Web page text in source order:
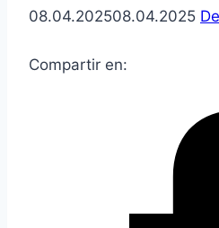
08.04.202508.04.2025
Compartir en: